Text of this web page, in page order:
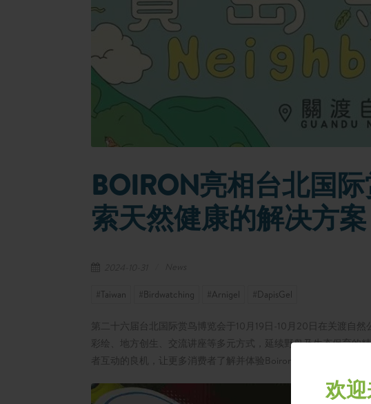
欢
BOIRON亮相台北国
索天然健康的解决方案
#Taiwan #Birdwatching #Arnigel #DapisGel
第二十六届台北国际赏鸟博览会于10月19日-10月20日在关渡自
彩绘、地方创生、交流讲座等多元方式，延续野鸟及生态保育的
者互动的良机，让更多消费者了解并体验Boiron的优质产品。